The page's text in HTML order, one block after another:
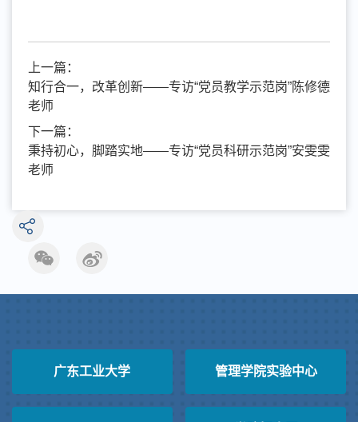
上一篇：
知行合一，改革创新——专访“党员教学示范岗”陈修德
老师
下一篇：
秉持初心，脚踏实地——专访“党员科研示范岗”安雯雯
老师
广东工业大学 管理学院实验中心